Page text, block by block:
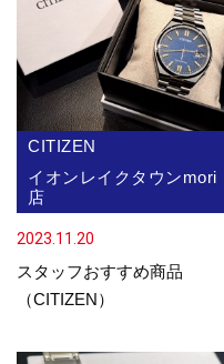
CITIZEN
イオンレイクタウンmori
店
2023.11.20
スタッフおすすめ商品
（CITIZEN）